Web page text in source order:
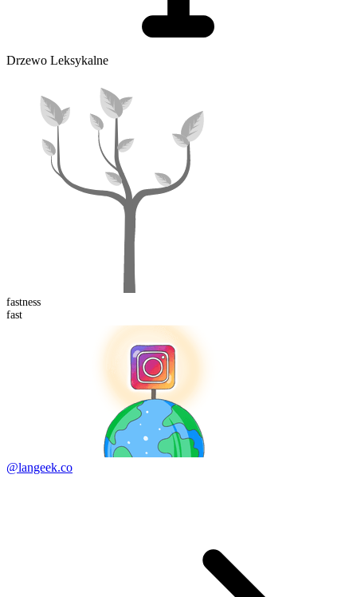
Drzewo Leksykalne
fastness
fast
@langeek.co